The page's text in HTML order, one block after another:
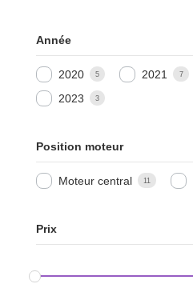
Année
2020 5 2021 7
2023 3
Position moteur
Moteur central 11
Prix